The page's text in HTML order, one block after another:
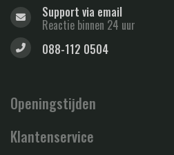
Support via email
Reactie binnen 24 uur
088-112 0504
Openingstijden
Klantenservice